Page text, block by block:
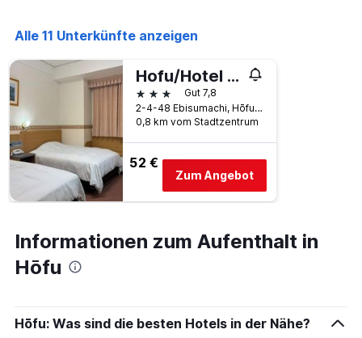
Alle 11 Unterkünfte anzeigen
Hofu/Hotel Alpha - One Hofu
3 SterneGut 7,8
2-4-48 Ebisumachi, Hōfu, Japan
0,8 km vom Stadtzentrum
52 €
Zum Angebot
Informationen zum Aufenthalt in
Hōfu
Hōfu: Was sind die besten Hotels in der Nähe?